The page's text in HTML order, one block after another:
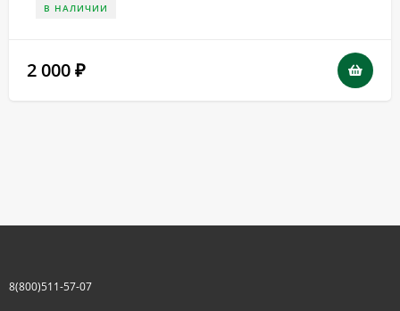
В НАЛИЧИИ
2 000 ₽
8(800)511-57-07